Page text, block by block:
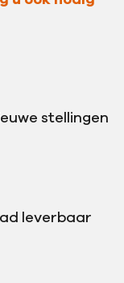
stellingen
leverbaar